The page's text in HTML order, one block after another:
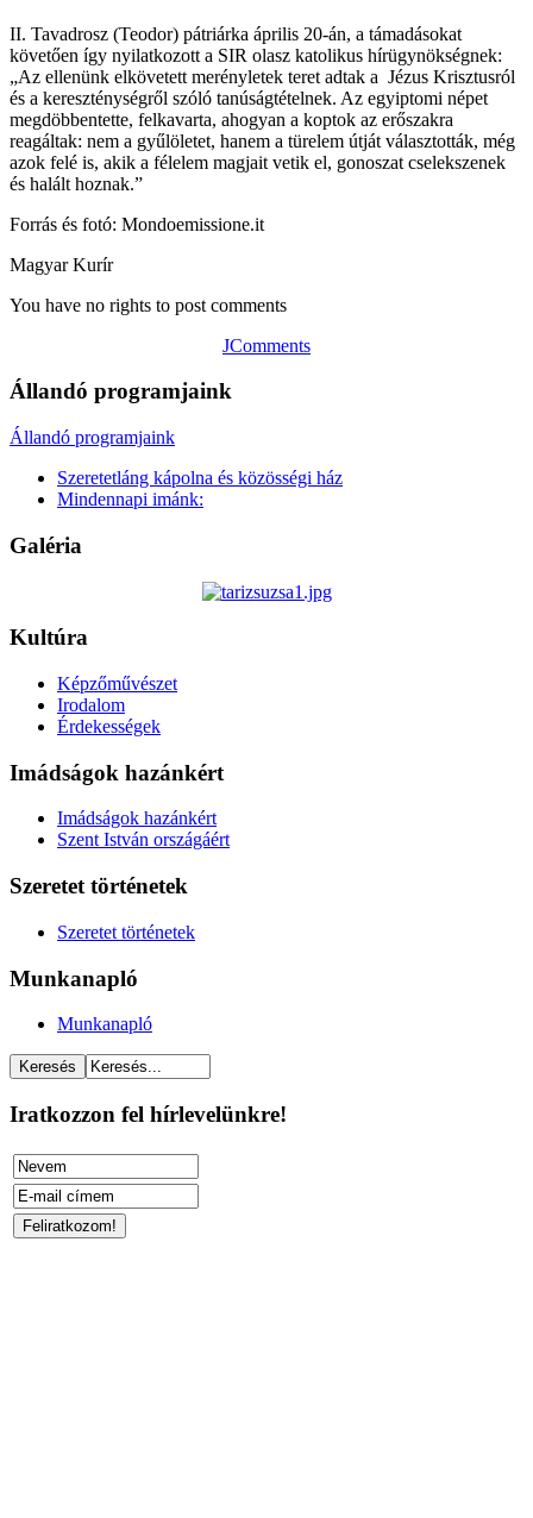
II. Tavadrosz (Teodor) pátriárka április 20-án, a támadásokat
követően így nyilatkozott a SIR olasz katolikus hírügynökségnek:
„Az ellenünk elkövetett merényletek teret adtak a Jézus Krisztusról
és a kereszténységről szóló tanúságtételnek. Az egyiptomi népet
megdöbbentette, felkavarta, ahogyan a koptok az erőszakra
reagáltak: nem a gyűlöletet, hanem a türelem útját választották, még
azok felé is, akik a félelem magjait vetik el, gonoszat cselekszenek
és halált hoznak.”
Forrás és fotó: Mondoemissione.it
Magyar Kurír
You have no rights to post comments
JComments
Állandó programjaink
Állandó programjaink
Szeretetláng kápolna és közösségi ház
Mindennapi imánk:
Galéria
Kultúra
Képzőművészet
Irodalom
Érdekességek
Imádságok hazánkért
Imádságok hazánkért
Szent István országáért
Szeretet történetek
Szeretet történetek
Munkanapló
Munkanapló
Iratkozzon fel hírlevelünkre!